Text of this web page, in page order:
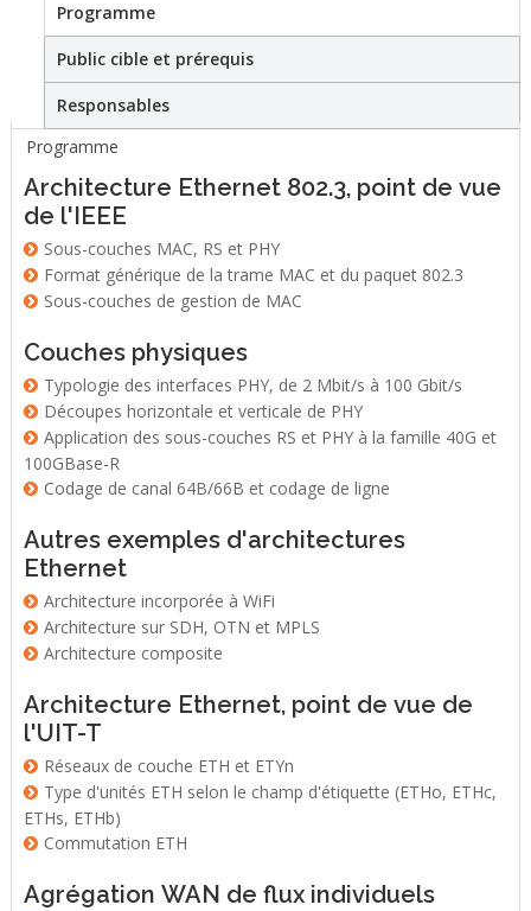
StageProgramme(active tab)
Public cible et prérequis
Responsables
Programme
Architecture Ethernet 802.3, point de vue
de l'IEEE
Sous-couches MAC, RS et PHY
Format générique de la trame MAC et du paquet 802.3
Sous-couches de gestion de MAC
Couches physiques
Typologie des interfaces PHY, de 2 Mbit/s à 100 Gbit/s
Découpes horizontale et verticale de PHY
Application des sous-couches RS et PHY à la famille 40G et
100GBase-R
Codage de canal 64B/66B et codage de ligne
Autres exemples d'architectures
Ethernet
Architecture incorporée à WiFi
Architecture sur SDH, OTN et MPLS
Architecture composite
Architecture Ethernet, point de vue de
l'UIT-T
Réseaux de couche ETH et ETYn
Type d'unités ETH selon le champ d'étiquette (ETHo, ETHc,
ETHs, ETHb)
Commutation ETH
Agrégation WAN de flux individuels